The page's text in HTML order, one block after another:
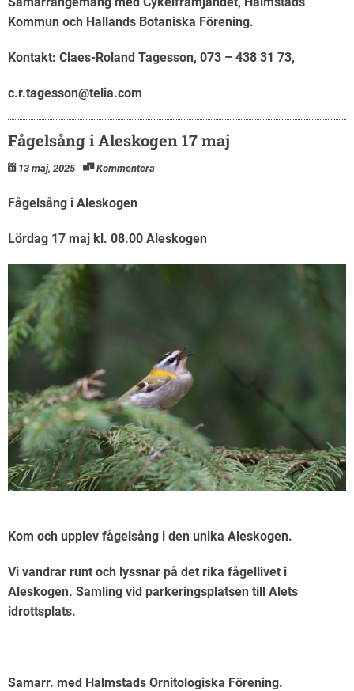
Kommun och Hallands Botaniska Förening.
Kontakt: Claes-Roland Tagesson, 073 – 438 31 73,
c.r.tagesson@telia.com
Fågelsång i Aleskogen 17 maj
13 maj, 2025 Kommentera
Fågelsång i Aleskogen
Lördag 17 maj kl. 08.00 Aleskogen
Kom och upplev fågelsång i den unika Aleskogen.
Vi vandrar runt och lyssnar på det rika fågellivet i
Aleskogen. Samling vid parkeringsplatsen till Alets
idrottsplats.
Samarr. med Halmstads Ornitologiska Förening.